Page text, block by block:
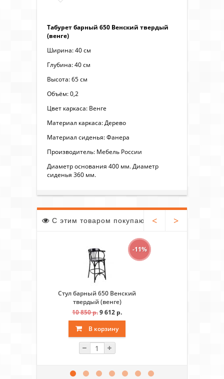
Табурет барный 650 Венский твердый
(венге)
Ширина: 40 см
Глубина: 40 см
Высота: 65 см
Объём: 0,2
Цвет каркаса: Венге
Материал каркаса: Дерево
Материал сиденья: Фанера
Производитель: Мебель России
Диаметр основания 400 мм. Диаметр
сиденья 360 мм.
С этим товаром покупают
-11%
Стул барный 650 Венский
твердый (венге)
10 850 р.9 612 р.
В корзину
< >